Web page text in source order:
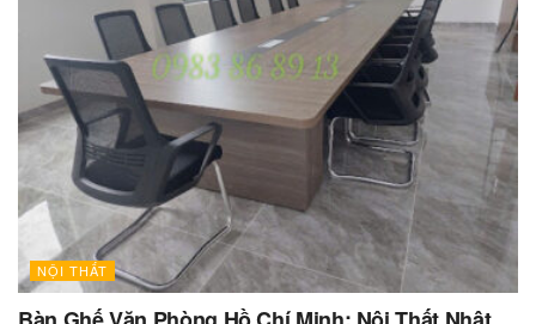
NỘI THẤT